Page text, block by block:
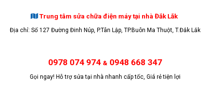
Trung tâm sửa chữa điện máy tại nhà Đắk Lắk
Địa chỉ: Số 127 Đường Đinh Núp, P.Tân Lập, TP.Buôn Ma Thuột, T.Đắk Lắk
0978 074 974 & 0948 668 347
Gọi ngay! Hỗ trợ sửa tại nhà nhanh cấp tốc, Giá rẻ tiện lợi